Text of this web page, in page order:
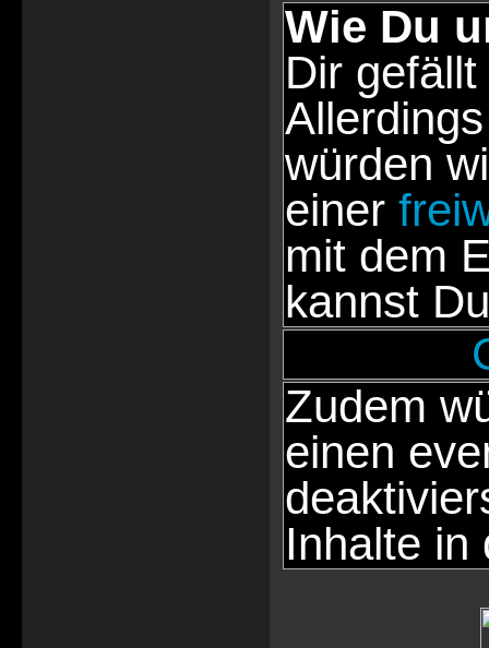
Wie Du
Dir
würden
einer
mit dem
kannst
Zudem
einen
Inhalte in